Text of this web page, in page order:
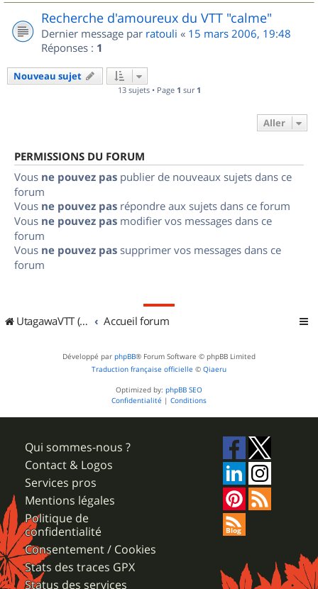
Recherche d'amoureux du VTT "calme"
Dernier message par ratouli « 15 mars 2006, 19:48
Réponses : 1
Nouveau sujet
13 sujets • Page 1 sur 1
Aller
PERMISSIONS DU FORUM
Vous ne pouvez pas publier de nouveaux sujets dans ce
forum
Vous ne pouvez pas répondre aux sujets dans ce forum
Vous ne pouvez pas modifier vos messages dans ce
forum
Vous ne pouvez pas supprimer vos messages dans ce
forum
UtagawaVTT (Randos VTT et VTTAE avec traces GPS) Accueil forum
Développé par phpBB® Forum Software © phpBB Limited
Traduction française officielle © Qiaeru
Optimized by: phpBB SEO
Confidentialité | Conditions
Qui sommes-nous ?
Contact & Logos
Services pros
Mentions légales
Politique de
confidentialité
Consentement / Cookies
Stats des traces GPX
Status des services